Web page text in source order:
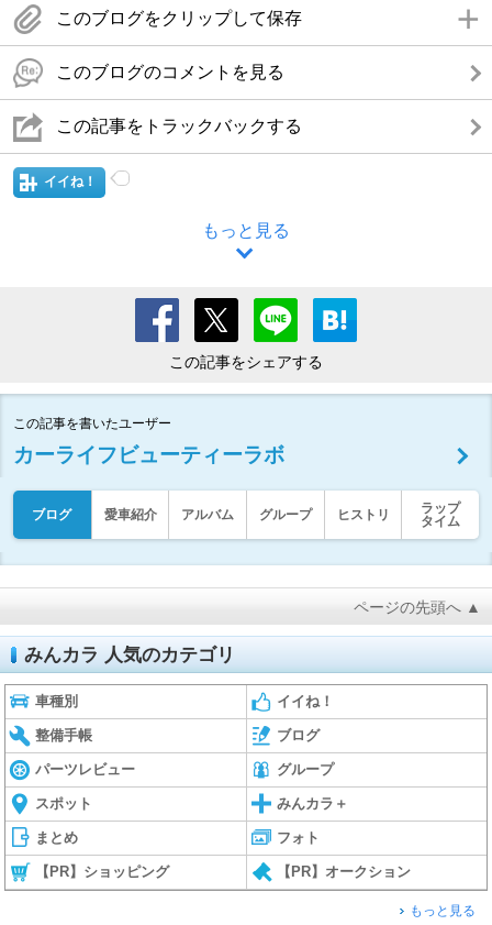
このブログをクリップして保存
このブログのコメントを見る
この記事をトラックバックする
イイね！
もっと見る
この記事をシェアする
この記事を書いたユーザー
カーライフビューティーラボ
ブログ 愛車紹介 アルバム グループ ヒストリ
ラップ
タイム
ページの先頭へ ▲
みんカラ 人気のカテゴリ
車種別 イイね！
整備手帳 ブログ
パーツレビュー グループ
スポット みんカラ＋
まとめ フォト
【PR】ショッピング 【PR】オークション
もっと見る